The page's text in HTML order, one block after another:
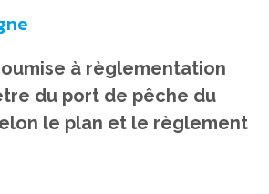
à règlementation
du port de pêche du
le plan et le règlement